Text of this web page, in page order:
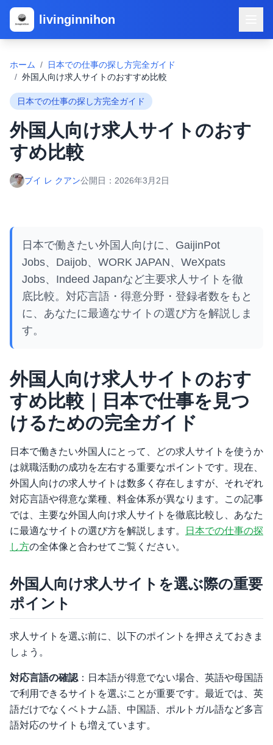
livinginnihon
ホーム /
日本での仕事の探し方完全ガイド
/ 外国人向け求人サイトのおすすめ比較
日本での仕事の探し方完全ガイド
外国人向け求人サイトのおす
すめ比較
ブイ レ クアン公開日： 2026年3月2日
日本で働きたい外国人向けに、GaijinPot
Jobs、Daijob、WORK JAPAN、WeXpats
Jobs、Indeed Japanなど主要求人サイトを徹
底比較。対応言語・得意分野・登録者数をもと
に、あなたに最適なサイトの選び方を解説しま
す。
外国人向け求人サイトのおす
すめ比較｜日本で仕事を見つ
けるための完全ガイド
日本で働きたい外国人にとって、どの求人サイトを使うか
は就職活動の成功を左右する重要なポイントです。現在、
外国人向けの求人サイトは数多く存在しますが、それぞれ
対応言語や得意な業種、料金体系が異なります。この記事
では、主要な外国人向け求人サイトを徹底比較し、あなた
に最適なサイトの選び方を解説します。
日本での仕事の探
し方の全体像と合わせてご覧ください。
外国人向け求人サイトを選ぶ際の重要
ポイント
求人サイトを選ぶ前に、以下のポイントを押さえておきま
しょう。
対応言語の確認 ：日本語が得意でない場合、英語や母国語
で利用できるサイトを選ぶことが重要です。最近では、英
語だけでなくベトナム語、中国語、ポルトガル語など多言
語対応のサイトも増えています。